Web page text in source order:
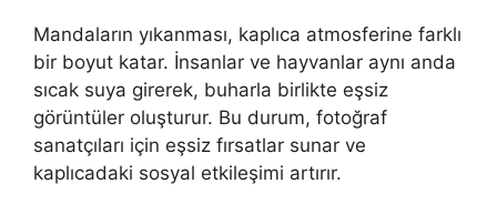
Mandaların yıkanması, kaplıca atmosferine farklı
bir boyut katar. İnsanlar ve hayvanlar aynı anda
sıcak suya girerek, buharla birlikte eşsiz
görüntüler oluşturur. Bu durum, fotoğraf
sanatçıları için eşsiz fırsatlar sunar ve
kaplıcadaki sosyal etkileşimi artırır.